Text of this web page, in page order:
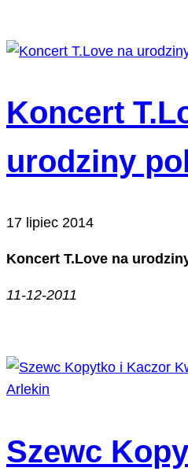
Koncert
urodziny
17 lipiec 2014
Koncert T.Love na
11-12-2011
Szewc